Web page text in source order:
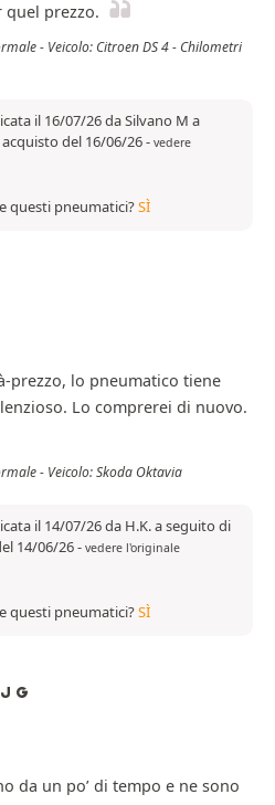
prezzo.
- Veicolo: Citroen DS 4 - Chilometri
il 16/07/26 da Silvano M a
del 16/06/26- vedere
questi pneumatici?SÌ
prezzo, lo pneumatico tiene
Lo comprerei di nuovo.
- Veicolo: Skoda Oktavia
il 14/07/26 da H.K. a seguito di
14/06/26- vedere l'originale
questi pneumatici?SÌ
G
da un po’ di tempo e ne sono